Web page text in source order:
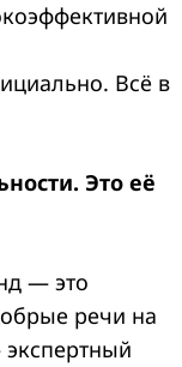
Всё в
Это её
— это
речи на